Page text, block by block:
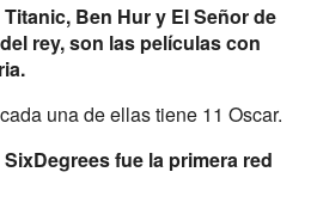
Ben Hur y El Señor de
rey, son las películas con
una de ellas tiene 11 Oscar.
fue la primera red